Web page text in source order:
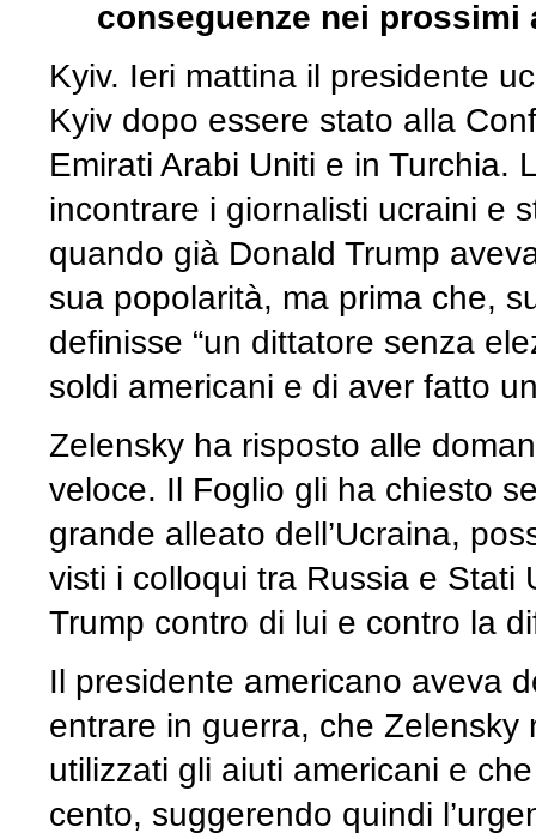
conseguenze nei prossimi
Kyiv. Ieri mattina il presidente
Kyiv dopo essere stato alla
Emirati Arabi Uniti e in Turchia.
incontrare i giornalisti ucraini e
quando già Donald Trump
sua popolarità, ma prima che,
definisse “un dittatore senza
soldi americani e di aver fatto
Zelensky ha risposto alle
veloce. Il Foglio gli ha chiesto
grande alleato dell’Ucraina,
visti i colloqui tra Russia e Stati
Trump contro di lui e contro la
Il presidente americano aveva
entrare in guerra, che
utilizzati gli aiuti americani e
cento, suggerendo quindi